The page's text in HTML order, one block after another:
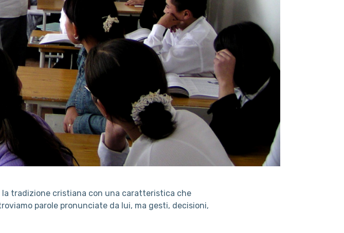
la tradizione cristiana con una caratteristica che
parole pronunciate da lui, ma gesti, decisioni,